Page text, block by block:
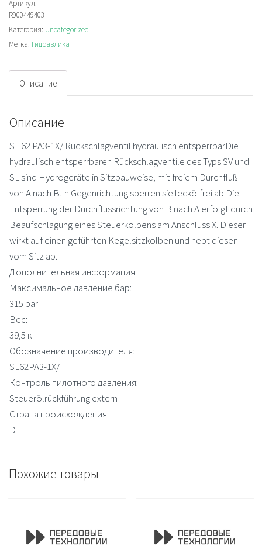
1X/
Check
valve
Артикул:
R900449403
Категория: Uncategorized
Метка: Гидравлика
Описание
Описание
SL 62 PA3-1X/ Rückschlagventil hydraulisch entsperrbarDie
hydraulisch entsperrbaren Rückschlagventile des Typs SV und
SL sind Hydrogeräte in Sitzbauweise, mit freiem Durchfluß
von A nach B.In Gegenrichtung sperren sie leckölfrei ab.Die
Entsperrung der Durchflussrichtung von B nach A erfolgt durch
Beaufschlagung eines Steuerkolbens am Anschluss X. Dieser
wirkt auf einen geführten Kegelsitzkolben und hebt diesen
vom Sitz ab.
Дополнительная информация:
Максимальное давление бар:
315 bar
Вес:
39,5 кг
Обозначение производителя:
SL62PA3-1X/
Контроль пилотного давления:
Steuerölrückführung extern
Страна происхождения:
D
Похожие товары